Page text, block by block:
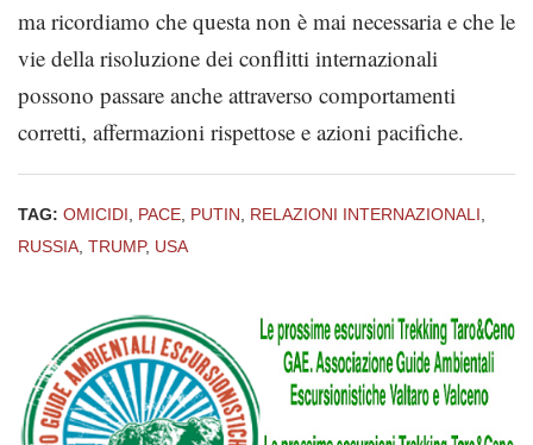
ma ricordiamo che questa non è mai necessaria e che le
vie della risoluzione dei conflitti internazionali
possono passare anche attraverso comportamenti
corretti, affermazioni rispettose e azioni pacifiche.
TAG: OMICIDI PACE PUTIN RELAZIONI INTERNAZIONALI
RUSSIA TRUMP, USA